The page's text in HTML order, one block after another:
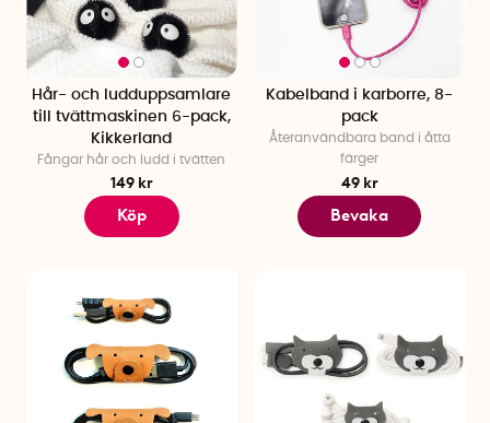
Hår- och ludduppsamlare
till tvättmaskinen 6-pack,
Kikkerland
Fångar hår och ludd i tvätten
149 kr
Köp
Kabelband i karborre, 8-
pack
Återanvändbara band i åtta
färger
49 kr
Bevaka